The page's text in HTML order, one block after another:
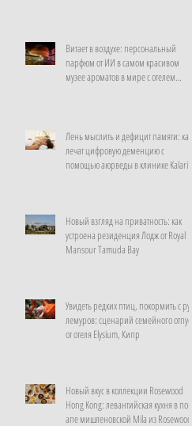
Витает в воздухе: персональный
парфюм от ИИ в самом красивом
музее ароматов в мире с отелем
Лень мыслить и дефицит памяти: как
лечат цифровую деменцию с
помощью аюрведы в клинике Kalari
Новый взгляд на приватность: как
устроена резиденция Лодж от Royal
Mansour Tamuda Bay
Увидеть редких птиц, покормить с рук
лемуров: сценарий семейного отпуска
от отеля Elysium, Кипр
Новый вкус в коллекции Rosewood
Hong Kong: левантийская кухня в поп-
апе мишленовской Mila из Rosewood